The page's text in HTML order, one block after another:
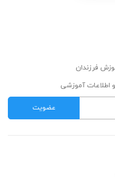
فرزندان
اطلاعات آموزشی